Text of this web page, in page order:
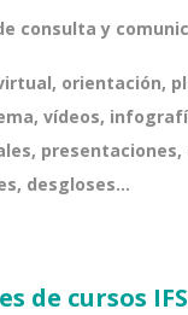
consulta y
orientación,
vídeos,
presentaciones,
desgloses...
de cursos